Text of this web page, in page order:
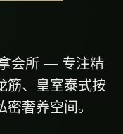
会所 — 专注精
筋、皇室泰式按
奢养空间。